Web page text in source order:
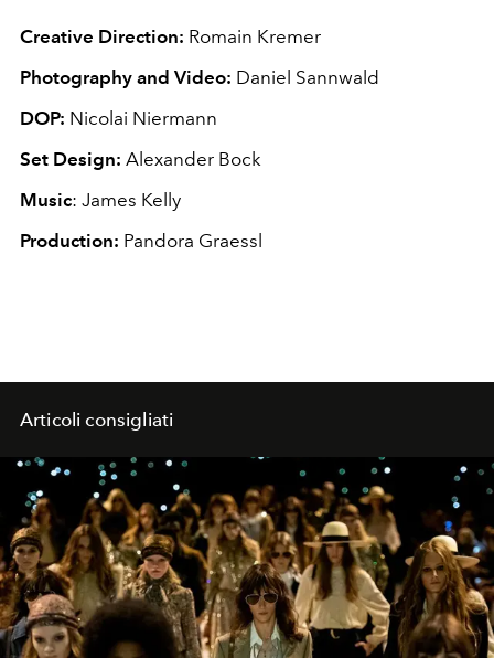
Creative Direction: Romain Kremer
Photography and Video: Daniel Sannwald
DOP: Nicolai Niermann
Set Design: Alexander Bock
Music: James Kelly
Production: Pandora Graessl
Articoli consigliati